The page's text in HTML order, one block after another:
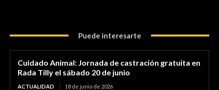
Puede interesarte
Cuidado Animal: Jornada de castración gratuita en
Rada Tilly el sábado 20 de junio
ACTUALIDAD 18 de junio de 2026